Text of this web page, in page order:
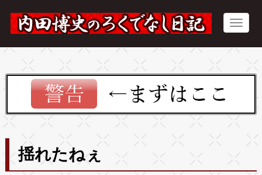
揺れたねぇ